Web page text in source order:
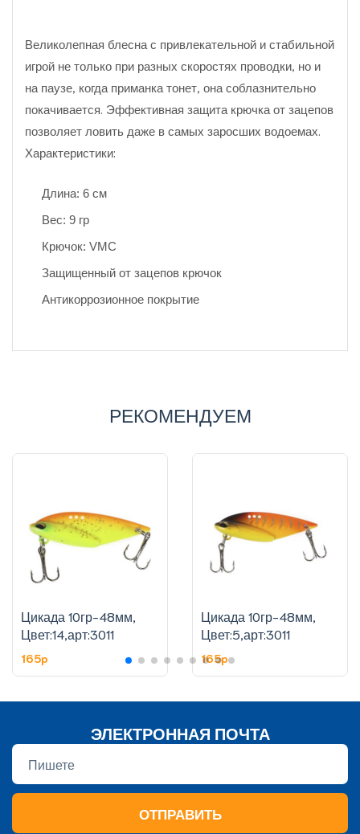
Великолепная блесна с привлекательной и стабильной
игрой не только при разных скоростях проводки, но и
на паузе, когда приманка тонет, она соблазнительно
покачивается. Эффективная защита крючка от зацепов
позволяет ловить даже в самых заросших водоемах.
Характеристики:
Длина: 6 см
Вес: 9 гр
Крючок: VMC
Защищенный от зацепов крючок
Антикоррозионное покрытие
РЕКОМЕНДУЕМ
Цикада 10гр-48мм,
Цвет:14,арт:3011
165p
Цикада 10гр-48мм,
Цвет:5,арт:3011
165p
ЭЛЕКТРОННАЯ ПОЧТА
ОТПРАВИТЬ